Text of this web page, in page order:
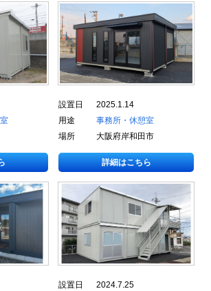
設置日
2025.1.14
用途
事務所・休憩室
場所
大阪府岸和田市
詳細はこちら
設置日
2024.7.25